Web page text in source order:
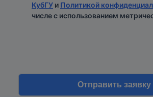
КубГУ и Политикой
числе с использованием